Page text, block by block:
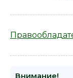
Внимание!